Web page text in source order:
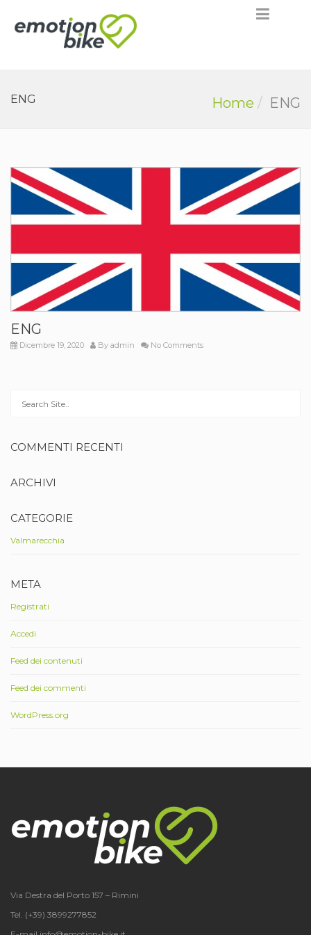
ENG Home ENG
ENG
Dicembre 19, 2020 By admin No Comments
COMMENTI RECENTI
ARCHIVI
CATEGORIE
Valmarecchia
META
Registrati
Accedi
Feed dei contenuti
Feed dei commenti
WordPress.org
Via Destra del Porto 157 – Rimini
Tel. (+39) 3899277852